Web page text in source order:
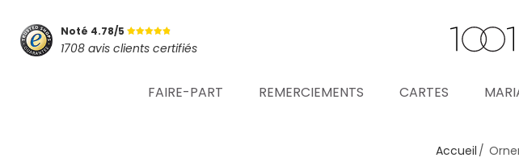
Noté 4.78/5
1708 avis clients certifiés
FAIRE-PART REMERCIEMENTS CARTES
Accueil